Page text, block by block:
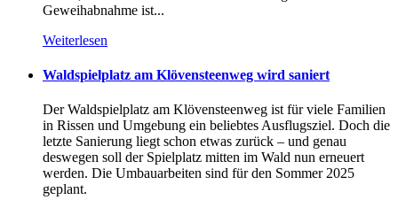
Geweihabnahme ist...
Weiterlesen
Waldspielplatz am Klövensteenweg wird saniert
Der Waldspielplatz am Klövensteenweg ist für viele Familien
in Rissen und Umgebung ein beliebtes Ausflugsziel. Doch die
letzte Sanierung liegt schon etwas zurück – und genau
deswegen soll der Spielplatz mitten im Wald nun erneuert
werden. Die Umbauarbeiten sind für den Sommer 2025
geplant.